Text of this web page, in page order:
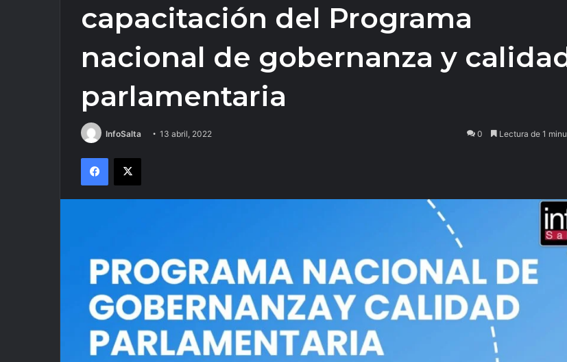
capacitación del Programa
nacional de gobernanza y
parlamentaria
InfoSalta 13 abril, 2022 0 Lectura de 1
Facebook
X